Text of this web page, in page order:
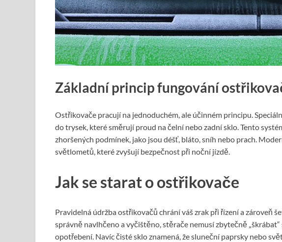
Základní princip fungování
Ostřikovače pracují na jednoduchém, ale účinném principu.
do trysek, které směrují proud na čelní nebo zadní sklo. Tento
zhoršených podmínek, jako jsou déšť, bláto, sníh nebo prach.
světlometů, které zvyšují bezpečnost při noční jízdě.
Jak se starat o ostřikovače
Pravidelná údržba ostřikovačů chrání váš zrak při řízení a zároveň
správně navlhčeno a vyčištěno, stěrače nemusí zbytečně
opotřebení. Navíc čisté sklo znamená, že sluneční paprsky nebo